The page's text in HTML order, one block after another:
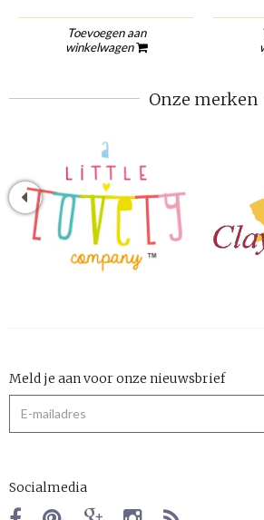
Toevoegen aan
winkelwagen
Onze merken
Meld je aan voor onze nieuwsbrief
Socialmedia